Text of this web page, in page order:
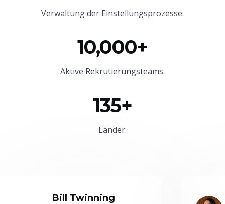
Verwaltung der Einstellungsprozesse.
10,000+
Aktive Rekrutierungsteams.
135+
Länder.
Bill Twinning